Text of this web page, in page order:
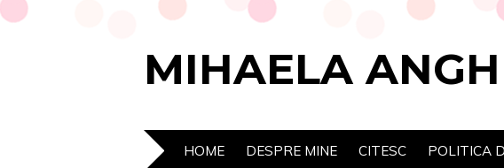
MIHAELA
HOME DESPRE MINE CITESC POLITICA